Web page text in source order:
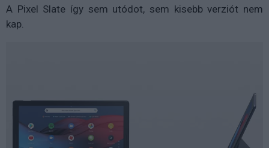
A Pixel Slate így sem utódot, sem kisebb verziót nem
kap.